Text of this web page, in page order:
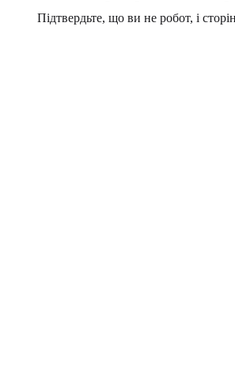
Підтвердьте, що ви не робот, і